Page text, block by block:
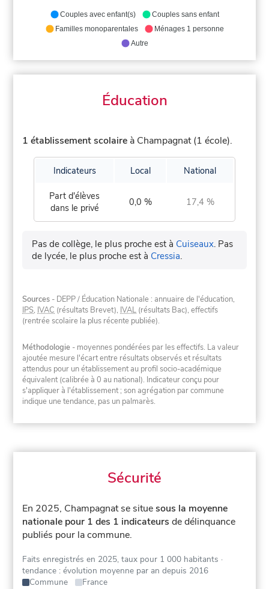
Couples avec enfant(s)
Couples sans enfant
Familles monoparentales
Ménages 1 personne
Autre
Éducation
1 établissement scolaire à Champagnat (1 école).
Indicateurs Local National
Part d'élèves
dans le privé
0,0 % 17,4 %
Pas de collège, le plus proche est à Cuiseaux. Pas
de lycée, le plus proche est à Cressia.
Sources - DEPP / Éducation Nationale : annuaire de l'éducation,
IPS, IVAC (résultats Brevet), IVAL (résultats Bac), effectifs
(rentrée scolaire la plus récente publiée).
Méthodologie - moyennes pondérées par les effectifs. La valeur
ajoutée mesure l'écart entre résultats observés et résultats
attendus pour un établissement au profil socio-académique
équivalent (calibrée à 0 au national). Indicateur conçu pour
s'appliquer à l'établissement ; son agrégation par commune
indique une tendance, pas un palmarès.
Sécurité
En 2025, Champagnat se situesous la moyenne
nationale pour 1 des 1 indicateurs de délinquance
publiés pour la commune.
Faits enregistrés en 2025, taux pour 1 000 habitants ·
tendance : évolution moyenne par an depuis 2016
Commune
France